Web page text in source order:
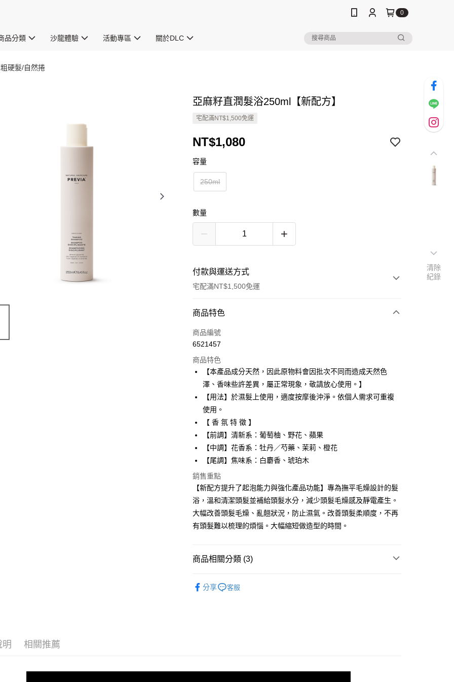
0
品分類 沙龍體驗 活動專區 關於DLC
硬髮/自然捲
亞麻籽直潤髮浴250ml【新配方】
宅配滿NT$1,500免運
NT$1,080
容量
250ml
數量
付款與運送方式
宅配滿NT$1,500免運
付款方式
信用卡一次付款
ATM付款
運送方式
黑貓宅急便
每筆NT$100，滿NT$1,500(含以上)免運費
每筆NT$300，滿NT$5,000(含以上)免運費
商品特色
商品編號
6521457
商品特色
【本產品成分天然，因此原物料會因批次不同而造成天然色
澤、香味些許差異，屬正常現象，敬請放心使用。】
【用法】於濕髮上使用，適度按摩後沖淨。依個人需求可重複
使用。
【 香 氛 特 徵 】
【前調】清新系：葡萄柚、野花、蘋果
【中調】花香系：牡丹／芍藥、茉莉、橙花
【尾調】焦味系：白麝香、琥珀木
銷售重點
【新配方提升了起泡能力與強化產品功能】專為撫平毛燥設計的髮
浴，溫和清潔頭髮並補給頭髮水分，減少頭髮毛燥感及靜電產生。
大幅改善頭髮毛燥、亂翹狀況，防止濕氣。改善頭髮柔順度，不再
有頭髮難以梳理的煩惱。大幅縮短做造型的時間。
商品相關分類 (3)
分享 客服
明 相關推薦
清除
紀錄